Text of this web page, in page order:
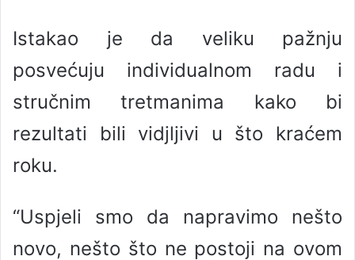
Istakao je da veliku pažnju
posvećuju individualnom radu i
stručnim tretmanima kako bi
rezultati bili vidjljivi u što kraćem
roku.
“Uspjeli smo da napravimo nešto
novo, nešto što ne postoji na ovom